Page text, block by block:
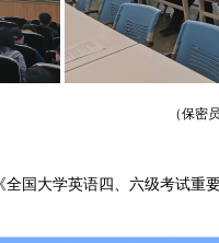
培训会） （保密
《全国大学英语四、六级考试重